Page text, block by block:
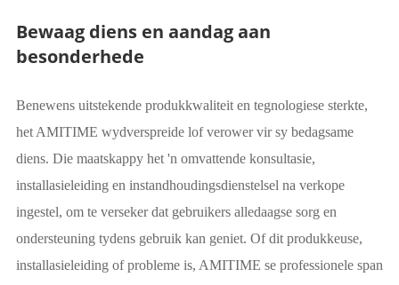
Bewaag diens en aandag aan
besonderhede
Benewens uitstekende produkkwaliteit en tegnologiese sterkte,
het AMITIME wydverspreide lof verower vir sy bedagsame
diens. Die maatskappy het 'n omvattende konsultasie,
installasieleiding en instandhoudingsdienstelsel na verkope
ingestel, om te verseker dat gebruikers alledaagse sorg en
ondersteuning tydens gebruik kan geniet. Of dit produkkeuse,
installasieleiding of probleme is, AMITIME se professionele span